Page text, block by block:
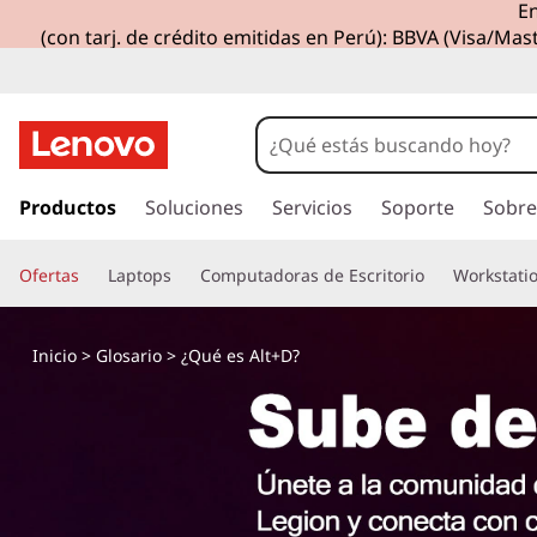
(con tarj. de crédito emitidas en Perú): BBVA (Visa/
r
c
o
Productos Soluciones Servicios Soporte
Ofertas Laptops Computadoras de Escritorio
Inicio> Glosario> ¿Qué es Alt+D?